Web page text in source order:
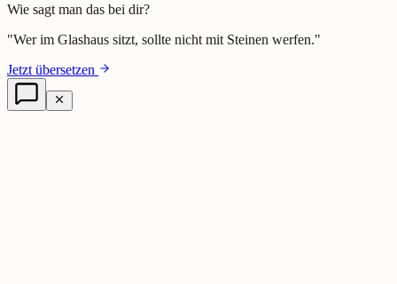
Wie sagt man das bei dir?
"Wer im Glashaus sitzt, sollte nicht mit Steinen werfen."
Jetzt übersetzen